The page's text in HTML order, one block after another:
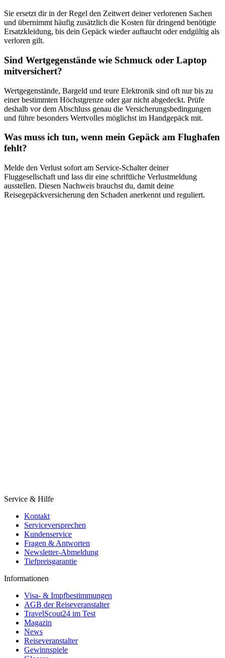
Sie ersetzt dir in der Regel den Zeitwert deiner verlorenen Sachen
und übernimmt häufig zusätzlich die Kosten für dringend benötigte
Ersatzkleidung, bis dein Gepäck wieder auftaucht oder endgültig als
verloren gilt.
Sind Wertgegenstände wie Schmuck oder Laptop
mitversichert?
Wertgegenstände, Bargeld und teure Elektronik sind oft nur bis zu
einer bestimmten Höchstgrenze oder gar nicht abgedeckt. Prüfe
deshalb vor dem Abschluss genau die Versicherungsbedingungen
und führe besonders Wertvolles möglichst im Handgepäck mit.
Was muss ich tun, wenn mein Gepäck am Flughafen
fehlt?
Melde den Verlust sofort am Service-Schalter deiner
Fluggesellschaft und lass dir eine schriftliche Verlustmeldung
ausstellen. Diesen Nachweis brauchst du, damit deine
Reisegepäckversicherung den Schaden anerkennt und reguliert.
Service & Hilfe
Kontakt
Serviceversprechen
Kundenservice
Fragen & Antworten
Newsletter-Abmeldung
Tiefpreisgarantie
Informationen
Visa- & Impfbestimmungen
AGB der Reiseveranstalter
TravelScout24 im Test
Magazin
News
Reiseveranstalter
Gewinnspiele